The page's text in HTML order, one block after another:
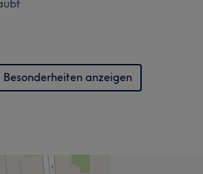
Besonderheiten anzeigen